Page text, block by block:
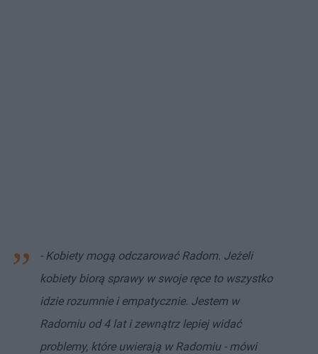
- Kobiety mogą odczarować Radom. Jeżeli
kobiety biorą sprawy w swoje ręce to wszystko
idzie rozumnie i empatycznie. Jestem w
Radomiu od 4 lat i zewnątrz lepiej widać
problemy, które uwierają w Radomiu - mówi